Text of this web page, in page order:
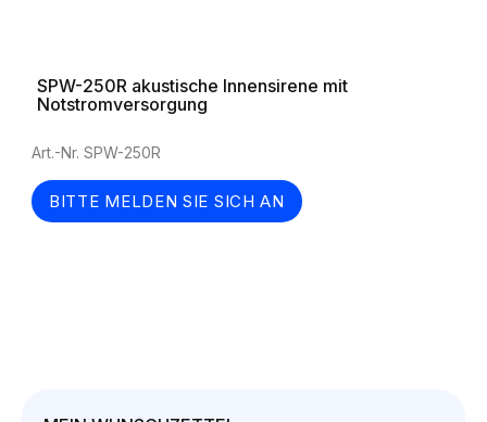
SPW-250R akustische Innensirene mit
Notstromversorgung
Art.-Nr. SPW-250R
BITTE MELDEN SIE SICH AN